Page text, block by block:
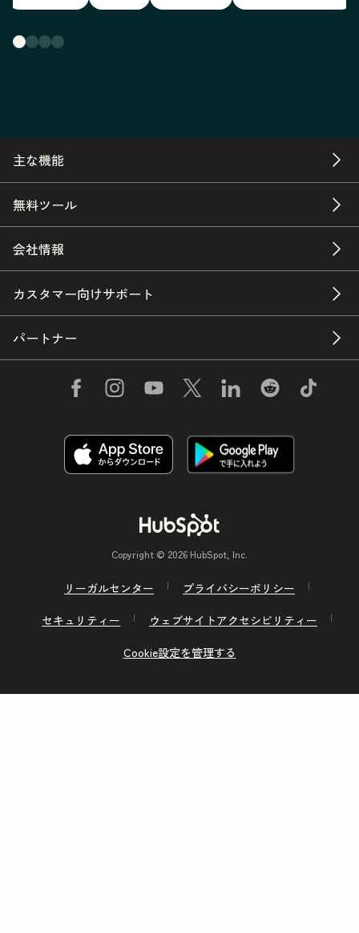
主な機能
無料ツール
会社情報
カスタマー向けサポート
パートナー
Copyright © 2026 HubSpot, Inc.
リーガルセンター
プライバシーポリシー
セキュリティー
ウェブサイトアクセシビリティー
Cookie設定を管理する